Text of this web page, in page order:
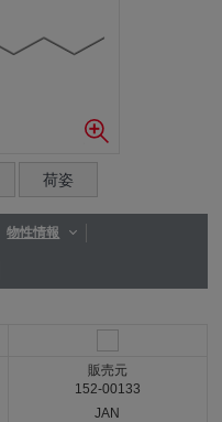
荷姿
物性情報
販売元
152-00133
JAN